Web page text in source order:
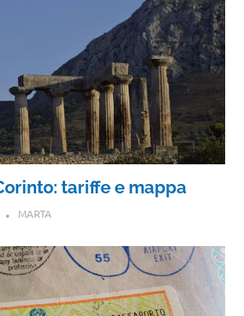
tariffe e mappa
MARTA